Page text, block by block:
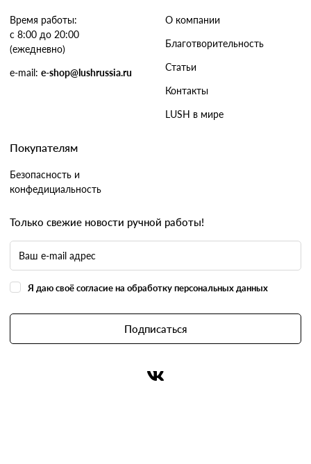
Время работы:
с 8:00 до 20:00
(ежедневно)
e-mail: e-shop@lushrussia.ru
О компании
Благотворительность
Статьи
Контакты
LUSH в мире
Покупателям
Безопасность и
конфедициальность
Только свежие новости ручной работы!
Я даю своё согласие на обработку персональных данных
Подписаться